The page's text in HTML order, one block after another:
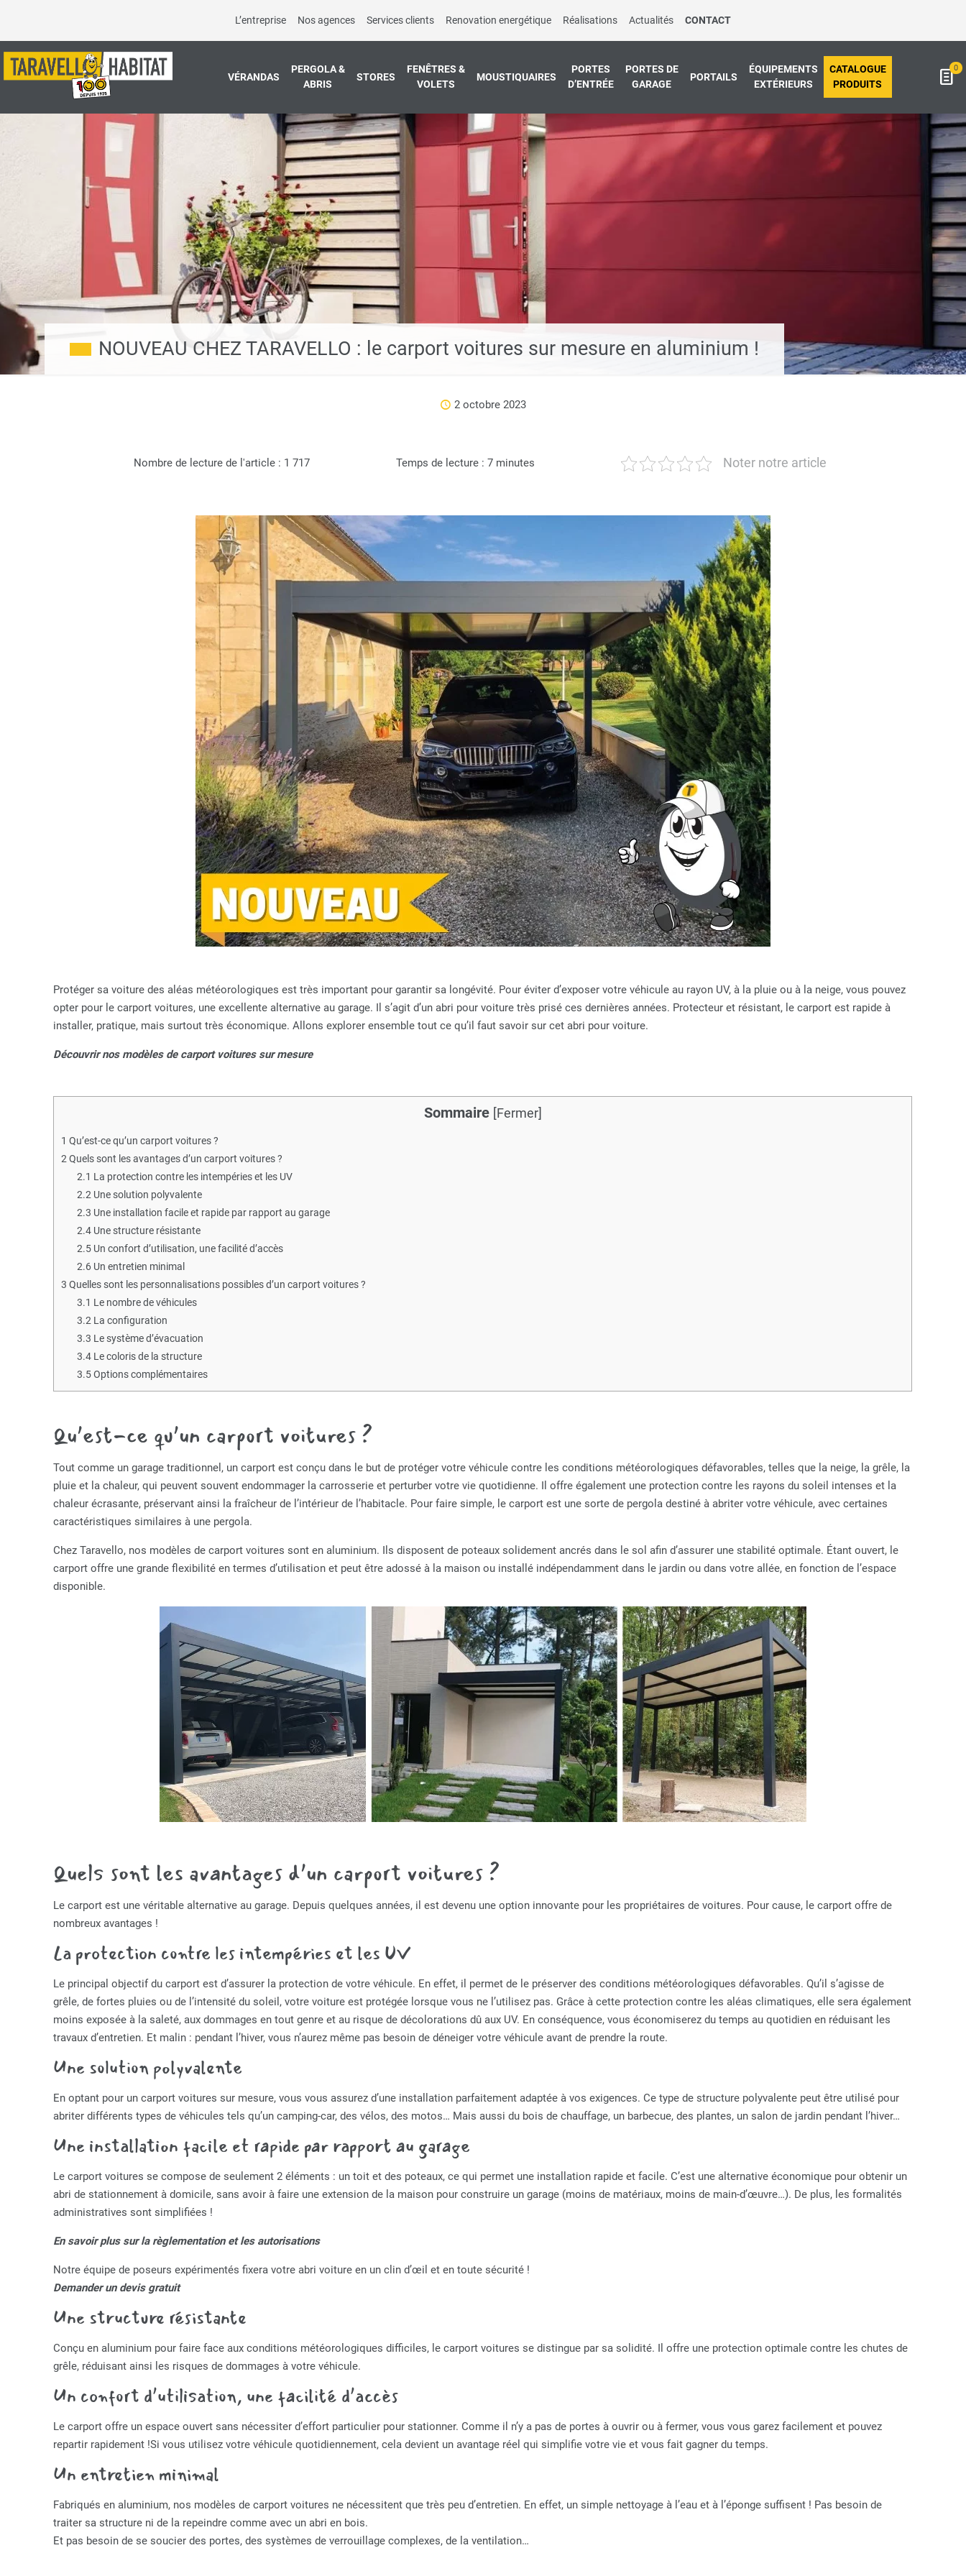
L’entreprise Nos agences Services clients Renovation energétique Réalisations Actualités CONTACT
VÉRANDAS
PERGOLA &
ABRIS
STORES
FENÊTRES &
VOLETS
MOUSTIQUAIRES
PORTES
D’ENTRÉE
PORTES DE
GARAGE
PORTAILS
ÉQUIPEMENTS
EXTÉRIEURS
CATALOGUE
PRODUITS
0
NOUVEAU CHEZ TARAVELLO : le carport voitures sur mesure en aluminium !
2 octobre 2023
Nombre de lecture de l'article : 1 717 Temps de lecture : 7 minutes Noter notre article
Protéger sa voiture des aléas météorologiques est très important pour garantir sa longévité. Pour éviter d’exposer votre véhicule au rayon UV, à la pluie ou à la neige, vous pouvez
opter pour le carport voitures, une excellente alternative au garage. Il s’agit d’un abri pour voiture très prisé ces dernières années. Protecteur et résistant, le carport est rapide à
installer, pratique, mais surtout très économique. Allons explorer ensemble tout ce qu’il faut savoir sur cet abri pour voiture.
Découvrir nos modèles de carport voitures sur mesure
Sommaire [Fermer]
1 Qu’est-ce qu’un carport voitures ?
2Quels sont les avantages d’un carport voitures ?
2.1 La protection contre les intempéries et les UV
2.2Une solution polyvalente
2.3 Une installation facile et rapide par rapport au garage
2.4Une structure résistante
2.5Un confort d’utilisation, une facilité d’accès
2.6Un entretien minimal
3 Quelles sont les personnalisations possibles d’un carport voitures ?
3.1 Le nombre de véhicules
3.2La configuration
3.3 Le système d’évacuation
3.4Le coloris de la structure
3.5Options complémentaires
Qu’est-ce qu’un carport voitures ?
Tout comme un garage traditionnel, un carport est conçu dans le but de protéger votre véhicule contre les conditions météorologiques défavorables, telles que la neige, la grêle, la
pluie et la chaleur, qui peuvent souvent endommager la carrosserie et perturber votre vie quotidienne. Il offre également une protection contre les rayons du soleil intenses et la
chaleur écrasante, préservant ainsi la fraîcheur de l’intérieur de l’habitacle. Pour faire simple, le carport est une sorte de pergola destiné à abriter votre véhicule, avec certaines
caractéristiques similaires à une pergola.
Chez Taravello, nos modèles de carport voitures sont en aluminium. Ils disposent de poteaux solidement ancrés dans le sol afin d’assurer une stabilité optimale. Étant ouvert, le
carport offre une grande flexibilité en termes d’utilisation et peut être adossé à la maison ou installé indépendamment dans le jardin ou dans votre allée, en fonction de l’espace
disponible.
Quels sont les avantages d’un carport voitures ?
Le carport est une véritable alternative au garage. Depuis quelques années, il est devenu une option innovante pour les propriétaires de voitures. Pour cause, le carport offre de
nombreux avantages !
La protection contre les intempéries et les UV
Le principal objectif du carport est d’assurer la protection de votre véhicule. En effet, il permet de le préserver des conditions météorologiques défavorables. Qu’il s’agisse de
grêle, de fortes pluies ou de l’intensité du soleil, votre voiture est protégée lorsque vous ne l’utilisez pas. Grâce à cette protection contre les aléas climatiques, elle sera également
moins exposée à la saleté, aux dommages en tout genre et au risque de décolorations dû aux UV. En conséquence, vous économiserez du temps au quotidien en réduisant les
travaux d’entretien. Et malin : pendant l’hiver, vous n’aurez même pas besoin de déneiger votre véhicule avant de prendre la route.
Une solution polyvalente
En optant pour un carport voitures sur mesure, vous vous assurez d’une installation parfaitement adaptée à vos exigences. Ce type de structure polyvalente peut être utilisé pour
abriter différents types de véhicules tels qu’un camping-car, des vélos, des motos… Mais aussi du bois de chauffage, un barbecue, des plantes, un salon de jardin pendant l’hiver…
Une installation facile et rapide par rapport au garage
Le carport voitures se compose de seulement 2 éléments : un toit et des poteaux, ce qui permet une installation rapide et facile. C’est une alternative économique pour obtenir un
abri de stationnement à domicile, sans avoir à faire une extension de la maison pour construire un garage (moins de matériaux, moins de main-d’œuvre…). De plus, les formalités
administratives sont simplifiées !
En savoir plus sur la règlementation et les autorisations
Notre équipe de poseurs expérimentés fixera votre abri voiture en un clin d’œil et en toute sécurité !
Demander un devis gratuit
Une structure résistante
Conçu en aluminium pour faire face aux conditions météorologiques difficiles, le carport voitures se distingue par sa solidité. Il offre une protection optimale contre les chutes de
grêle, réduisant ainsi les risques de dommages à votre véhicule.
Un confort d’utilisation, une facilité d’accès
Le carport offre un espace ouvert sans nécessiter d’effort particulier pour stationner. Comme il n’y a pas de portes à ouvrir ou à fermer, vous vous garez facilement et pouvez
repartir rapidement !Si vous utilisez votre véhicule quotidiennement, cela devient un avantage réel qui simplifie votre vie et vous fait gagner du temps.
Un entretien minimal
Fabriqués en aluminium, nos modèles de carport voitures ne nécessitent que très peu d’entretien. En effet, un simple nettoyage à l’eau et à l’éponge suffisent ! Pas besoin de
traiter sa structure ni de la repeindre comme avec un abri en bois.
Et pas besoin de se soucier des portes, des systèmes de verrouillage complexes, de la ventilation…